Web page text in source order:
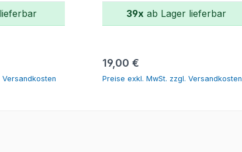
Versandkosten
39x ab Lager lieferbar
Regulärer Preis:
19,00 €
Preise exkl. MwSt. zzgl. Versandkosten